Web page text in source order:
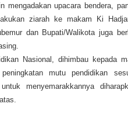
mengadakan upacara bendera,
ziarah ke makam Ki
dan Bupati/Walikota juga
Nasional, dihimbau kepada
mutu pendidikan
menyemarakkannya